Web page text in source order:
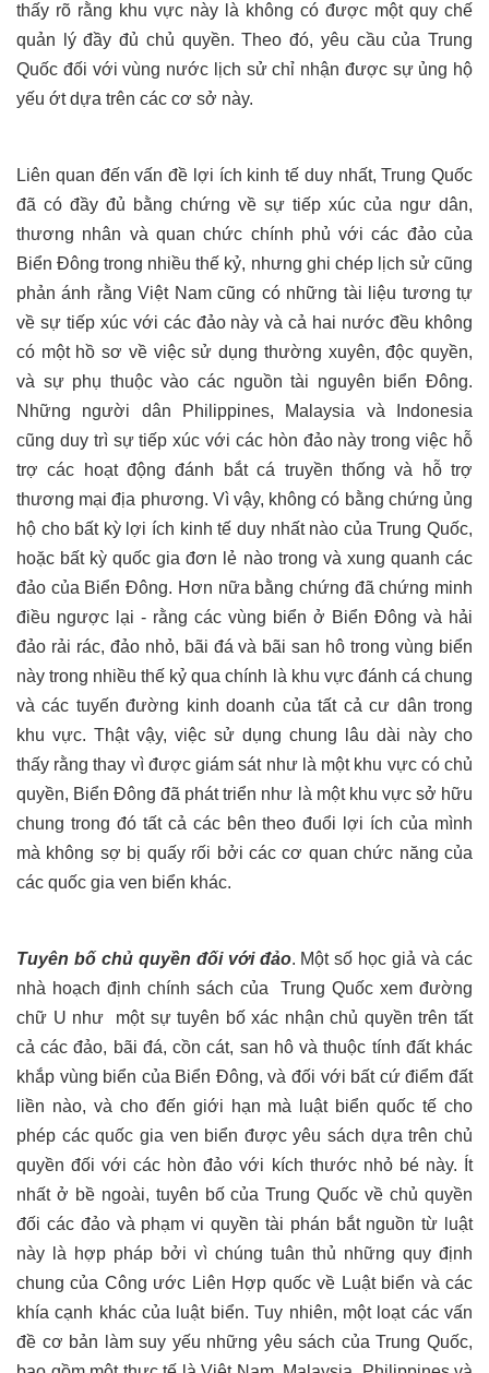
thấy rõ rằng khu vực này là không có được một quy chế
quản lý đầy đủ chủ quyền. Theo đó, yêu cầu của Trung
Quốc đối với vùng nước lịch sử chỉ nhận được sự ủng hộ
yếu ớt dựa trên các cơ sở này.
Liên quan đến vấn đề lợi ích kinh tế duy nhất, Trung Quốc
đã có đầy đủ bằng chứng về sự tiếp xúc của ngư dân,
thương nhân và quan chức chính phủ với các đảo của
Biển Đông trong nhiều thế kỷ, nhưng ghi chép lịch sử cũng
phản ánh rằng Việt Nam cũng có những tài liệu tương tự
về sự tiếp xúc với các đảo này và cả hai nước đều không
có một hồ sơ về việc sử dụng thường xuyên, độc quyền,
và sự phụ thuộc vào các nguồn tài nguyên biển Đông.
Những người dân Philippines, Malaysia và Indonesia
cũng duy trì sự tiếp xúc với các hòn đảo này trong việc hỗ
trợ các hoạt động đánh bắt cá truyền thống và hỗ trợ
thương mại địa phương. Vì vậy, không có bằng chứng ủng
hộ cho bất kỳ lợi ích kinh tế duy nhất nào của Trung Quốc,
hoặc bất kỳ quốc gia đơn lẻ nào trong và xung quanh các
đảo của Biển Đông. Hơn nữa bằng chứng đã chứng minh
điều ngược lại - rằng các vùng biển ở Biển Đông và hải
đảo rải rác, đảo nhỏ, bãi đá và bãi san hô trong vùng biển
này trong nhiều thế kỷ qua chính là khu vực đánh cá chung
và các tuyến đường kinh doanh của tất cả cư dân trong
khu vực. Thật vậy, việc sử dụng chung lâu dài này cho
thấy rằng thay vì được giám sát như là một khu vực có chủ
quyền, Biển Đông đã phát triển như là một khu vực sở hữu
chung trong đó tất cả các bên theo đuổi lợi ích của mình
mà không sợ bị quấy rối bởi các cơ quan chức năng của
các quốc gia ven biển khác.
Tuyên bốchủ quyền đối với đảo. Một số học giả và các
nhà hoạch định chính sách của
Trung Quốc xem đường
chữ U như
một sự tuyên bố xác nhận chủ quyền trên tất
cả các đảo, bãi đá, cồn cát, san hô và thuộc tính đất khác
khắp vùng biển của Biển Đông, và đối với bất cứ điểm đất
liền nào, và cho đến giới hạn mà luật biển quốc tế cho
phép các quốc gia ven biển được yêu sách dựa trên chủ
quyền đối với các hòn đảo với kích thước nhỏ bé này. Ít
nhất ở bề ngoài, tuyên bố của Trung Quốc về chủ quyền
đối các đảo và phạm vi quyền tài phán bắt nguồn từ luật
này là hợp pháp bởi vì chúng tuân thủ những quy định
chung của Công ước Liên Hợp quốc về Luật biển và các
khía cạnh khác của luật biển. Tuy nhiên, một loạt các vấn
đề cơ bản làm suy yếu những yêu sách của Trung Quốc,